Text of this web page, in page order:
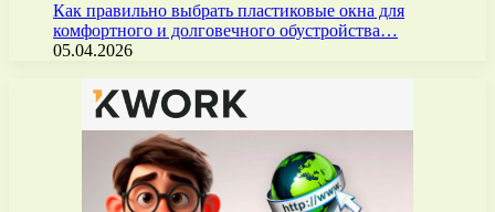
Как правильно выбрать пластиковые окна для
комфортного и долговечного обустройства…
05.04.2026